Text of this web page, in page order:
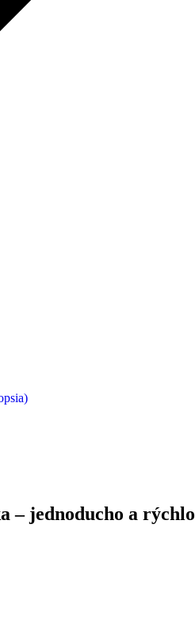
– jednoducho a rýchlo